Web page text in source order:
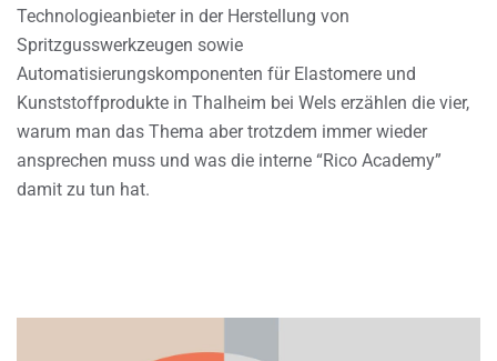
Technologieanbieter in der Herstellung von
Spritzgusswerkzeugen sowie
Automatisierungskomponenten für Elastomere und
Kunststoffprodukte in Thalheim bei Wels erzählen die vier,
warum man das Thema aber trotzdem immer wieder
ansprechen muss und was die interne “Rico Academy”
damit zu tun hat.